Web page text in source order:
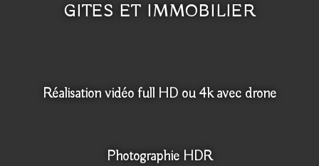
GITES ET IMMOBILIER
Réalisation vidéo full HD ou 4k avec drone
Photographie HDR